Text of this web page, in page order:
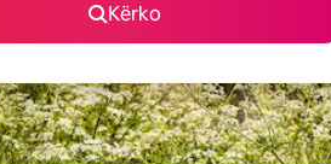
Kërko